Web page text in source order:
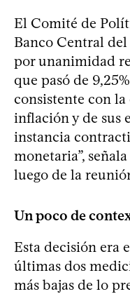
El Comité de
Banco Central
por unanimidad
que pasó de
consistente con
inflación y de sus
instancia
monetaria”,
luego de la
Un poco de
Esta decisión era
últimas dos
más bajas de lo